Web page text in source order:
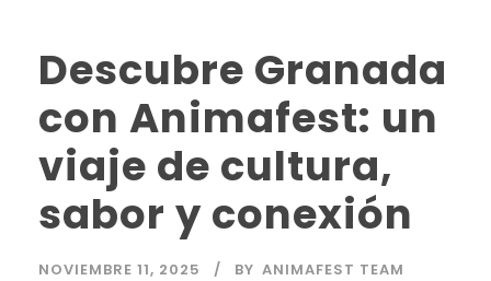
Descubre Granada
con Animafest: un
viaje de cultura,
sabor y conexión
NOVIEMBRE 11, 2025 BY ANIMAFEST TEAM